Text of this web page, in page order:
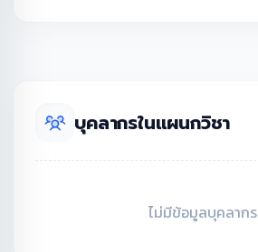
บุคลากรในแผนกวิชา
ไม่มีข้อมูลบุคลากร